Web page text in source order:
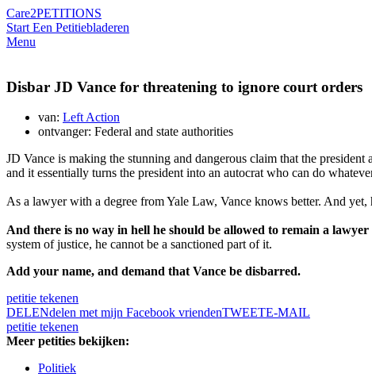
Care2PETITIONS
Start Een Petitiebladeren
Menu
Disbar JD Vance for threatening to ignore court orders
van: Left Action
ontvanger: Federal and state authorities
JD Vance is making the stunning and dangerous claim that the
and it essentially turns the president into an autocrat who can do
As a lawyer with a degree from Yale Law, Vance knows better. And
And there is no way in hell he should be allowed to remain a
system of justice, he cannot be a sanctioned part of it.
Add your name, and demand that Vance be disbarred.
petitie tekenen
DELENdelen met mijn Facebook vriendenTWEETE-MAIL
petitie tekenen
Meer petities bekijken:
Politiek